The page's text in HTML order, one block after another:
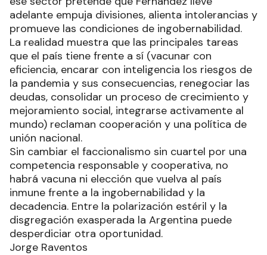
adelante empuja divisiones, alienta intolerancias y
promueve las condiciones de ingobernabilidad.
La realidad muestra que las principales tareas
que el país tiene frente a sí (vacunar con
eficiencia, encarar con inteligencia los riesgos de
la pandemia y sus consecuencias, renegociar las
deudas, consolidar un proceso de crecimiento y
mejoramiento social, integrarse activamente al
mundo) reclaman cooperación y una política de
unión nacional.
Sin cambiar el faccionalismo sin cuartel por una
competencia responsable y cooperativa, no
habrá vacuna ni elección que vuelva al país
inmune frente a la ingobernabilidad y la
decadencia. Entre la polarización estéril y la
disgregación exasperada la Argentina puede
desperdiciar otra oportunidad.
Jorge Raventos